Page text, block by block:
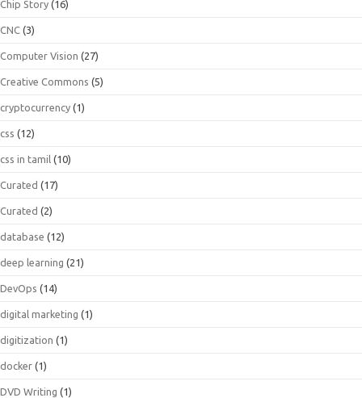
Chip Story (16)
CNC (3)
Computer Vision (27)
Creative Commons (5)
cryptocurrency (1)
css (12)
css in tamil (10)
Curated (17)
Curated (2)
database (12)
deep learning (21)
DevOps (14)
digital marketing (1)
digitization (1)
docker (1)
DVD Writing (1)